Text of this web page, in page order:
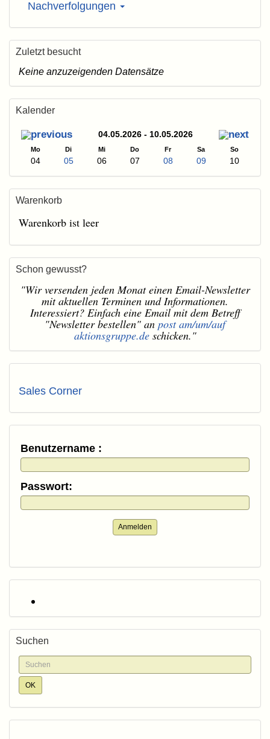
Nachverfolgungen
Zuletzt besucht
Keine anzuzeigenden Datensätze
Kalender
04.05.2026 - 10.05.2026
Mo Di Mi Do Fr Sa So
04 05 06 07 08 09 10
Warenkorb
Warenkorb ist leer
Schon gewusst?
"Wir versenden jeden Monat einen Email-Newsletter
mit aktuellen Terminen und Informationen.
Interessiert? Einfach eine Email mit dem Betreff
"Newsletter bestellen" an post am/um/auf
aktionsgruppe.deschicken."
Sales Corner
Benutzername :
Passwort:
Anmelden
Suchen